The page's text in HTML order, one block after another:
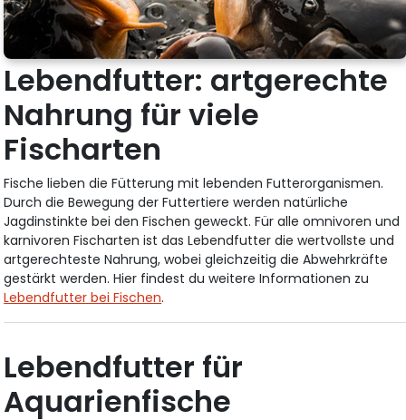
Lebendfutter: artgerechte
Nahrung für viele
Fischarten
Fische lieben die Fütterung mit lebenden Futterorganismen.
Durch die Bewegung der Futtertiere werden natürliche
Jagdinstinkte bei den Fischen geweckt. Für alle omnivoren und
karnivoren Fischarten ist das Lebendfutter die wertvollste und
artgerechteste Nahrung, wobei gleichzeitig die Abwehrkräfte
gestärkt werden. Hier findest du weitere Informationen zu
Lebendfutter bei Fischen.
Lebendfutter für
Aquarienfische